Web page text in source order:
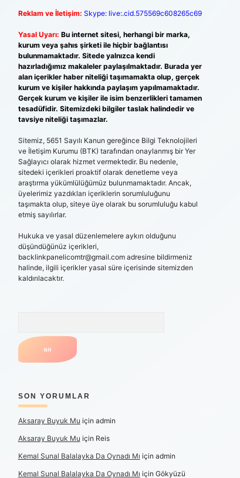
Reklam ve İletişim: Skype: live:.cid.575569c608265c69
Yasal Uyarı: Bu internet sitesi, herhangi bir marka,
kurum veya şahıs şirketi ile hiçbir bağlantısı
bulunmamaktadır. Sitede yalnızca kendi
hazırladığımız makaleler paylaşılmaktadır. Burada yer
alan içerikler haber niteliği taşımamakta olup, gerçek
kurum ve kişiler hakkında paylaşım yapılmamaktadır.
Gerçek kurum ve kişiler ile isim benzerlikleri tamamen
tesadüfidir. Sitemizdeki bilgiler taslak halindedir ve
tavsiye niteliği taşımazlar.
Sitemiz, 5651 Sayılı Kanun gereğince Bilgi Teknolojileri
ve İletişim Kurumu (BTK) tarafından onaylanmış bir Yer
Sağlayıcı olarak hizmet vermektedir. Bu nedenle,
sitedeki içerikleri proaktif olarak denetleme veya
araştırma yükümlülüğümüz bulunmamaktadır. Ancak,
üyelerimiz yazdıkları içeriklerin sorumluluğunu
taşımakta olup, siteye üye olarak bu sorumluluğu kabul
etmiş sayılırlar.
Hukuka ve yasal düzenlemelere aykırı olduğunu
düşündüğünüz içerikleri,
backlinkpanelicomtr@gmail.comadresine bildirmeniz
halinde, ilgili içerikler yasal süre içerisinde sitemizden
kaldırılacaktır.
SON YORUMLAR
Aksaray Buyuk Mu için admin
Aksaray Buyuk Mu için Reis
Kemal Sunal Balalayka Da Oynadı Mı için admin
Kemal Sunal Balalayka Da Oynadı Mı için Gökyüzü